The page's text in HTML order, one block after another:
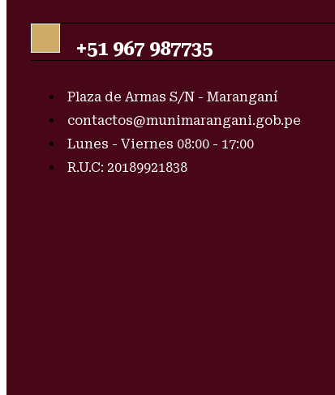
+51 967 987735
Plaza de Armas S/N - Maranganí
contactos@munimarangani.gob.pe
Lunes - Viernes 08:00 - 17:00
R.U.C: 20189921838